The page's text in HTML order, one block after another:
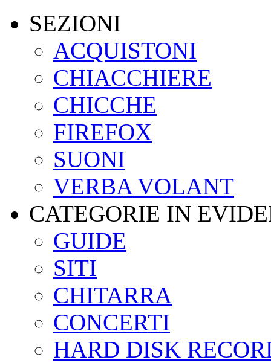
SEZIONI
ACQUISTONI
CHIACCHIERE
CHICCHE
FIREFOX
SUONI
VERBA VOLANT
CATEGORIE IN
GUIDE
SITI
CHITARRA
CONCERTI
HARD DISK